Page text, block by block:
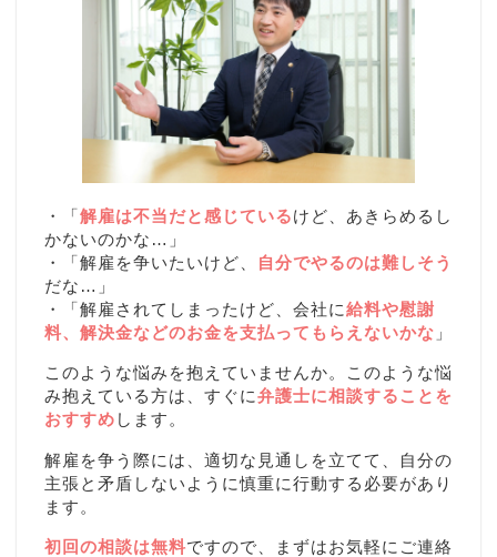
・「解雇は不当だと感じているけど、あきらめるし
かないのかな…」
・「解雇を争いたいけど、
自分でやるのは難しそう
だな…」
・「解雇されてしまったけど、会社に給料や慰謝
料、解決金などのお金を支払ってもらえないかな 」
このような悩みを抱えていませんか。このような悩
み抱えている方は、すぐに弁護士に相談することを
おすすめ します。
解雇を争う際には、適切な見通しを立てて、自分の
主張と矛盾しないように慎重に行動する必要があり
ます。
初回の相談は無料ですので、まずはお気軽にご連絡